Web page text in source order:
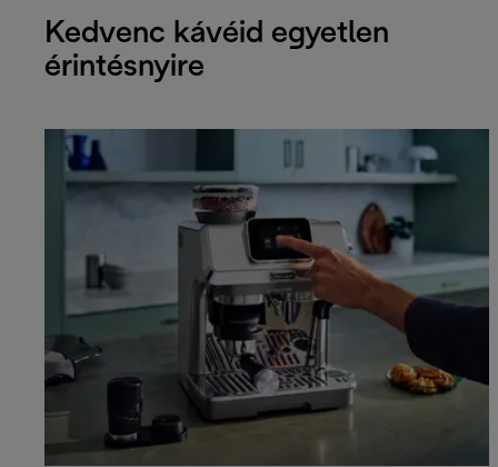
Kedvenc kávéid egyetlen
érintésnyire